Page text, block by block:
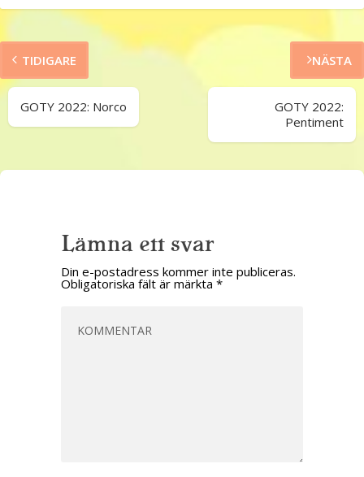
TIDIGARE
GOTY 2022: Norco
NÄSTA
GOTY 2022:
Pentiment
Lämna ett svar
Din e-postadress kommer inte publiceras.
Obligatoriska fält är märkta *